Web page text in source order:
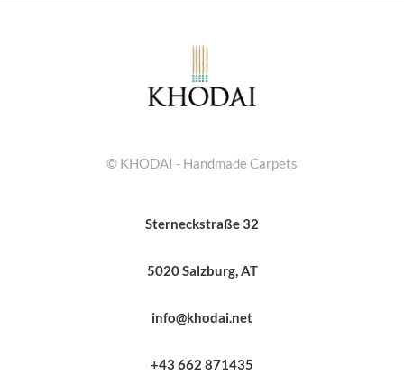
© KHODAI - Handmade Carpets
Sterneckstraße 32
5020 Salzburg, AT
info@khodai.net
+43 662 871435